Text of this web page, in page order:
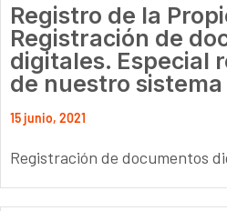
Registro de la
Registración de
digitales. Especial
de nuestro sistema
15 junio, 2021
Registración de documentos